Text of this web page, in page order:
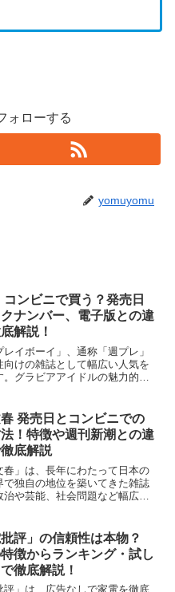
ォローする
yomuyomu
コンビニで買う？発売日
ナンバー、電子版との違
解説！
レイボーイ」、通称「週プレ」
向けの雑誌として幅広い人気を
。グラビアアイドルの魅力的な
っています。コンビニで手軽に
るため、忙しいビ...
発売日とコンビニでの
！特徴や週刊新潮との違
底解説
春」は、長年にわたって日本の
で独自の地位を築いてきた雑誌
治や芸能、社会問題など幅広い
ンライン版も充実しており、現
な読者に対応して...
批評」の信頼性は本物？
徴からランキング・試し
徹底解説！
評」は、広告なしで家電を徹底